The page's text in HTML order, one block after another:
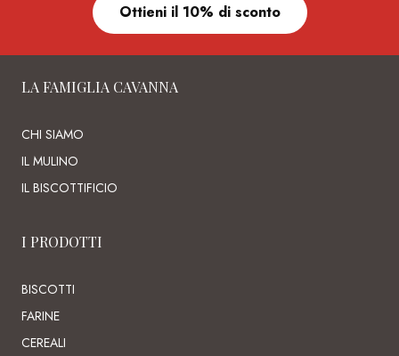
Ottieni il 10% di sconto
LA FAMIGLIA CAVANNA
CHI SIAMO
IL MULINO
IL BISCOTTIFICIO
I PRODOTTI
BISCOTTI
FARINE
CEREALI